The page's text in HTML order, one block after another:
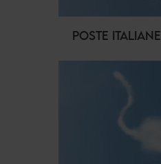
POSTE ITALIANE